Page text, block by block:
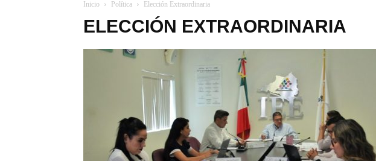
Inicio Política Elección Extraordinaria
ELECCIÓN EXTRAORDINARIA